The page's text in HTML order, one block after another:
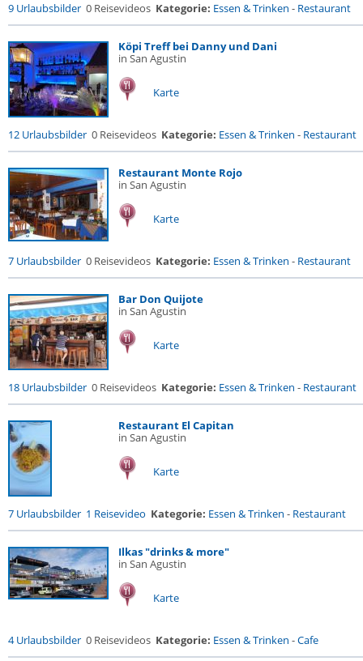
9 Urlaubsbilder 0 Reisevideos Kategorie: Essen & Trinken - Restaurant
Köpi Treff bei Danny und Dani
in San Agustin
Karte
12 Urlaubsbilder 0 Reisevideos Kategorie: Essen & Trinken - Restaurant
Restaurant Monte Rojo
in San Agustin
Karte
7 Urlaubsbilder 0 Reisevideos Kategorie: Essen & Trinken - Restaurant
Bar Don Quijote
in San Agustin
Karte
18 Urlaubsbilder 0 Reisevideos Kategorie: Essen & Trinken - Restaurant
Restaurant El Capitan
in San Agustin
Karte
7 Urlaubsbilder 1 Reisevideo Kategorie: Essen & Trinken - Restaurant
Ilkas "drinks & more"
in San Agustin
Karte
4 Urlaubsbilder 0 Reisevideos Kategorie: Essen & Trinken -Cafe